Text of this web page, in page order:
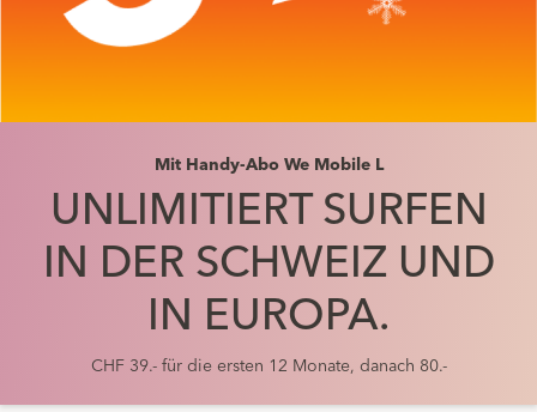
Mit Handy-Abo We Mobile L
UNLIMITIERT SURFEN
IN DER SCHWEIZ UND
IN EUROPA.
CHF 39.- für die ersten 12 Monate, danach 80.-